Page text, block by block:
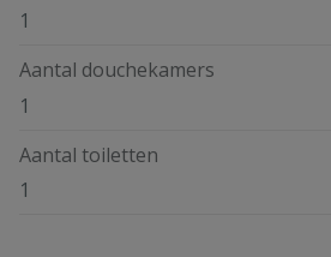
1
Aantal douchekamers
1
Aantal toiletten
1